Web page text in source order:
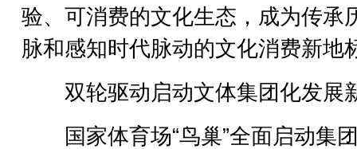
验、可消费的文化生态，成为传承
脉和感知时代脉动的文化消费新地
双轮驱动启动文体集团化发展
国家体育场“鸟巢”全面启动集